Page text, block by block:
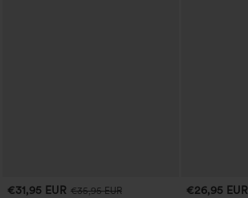
€31,95 EUR €35,95 EUR
€26,95 EUR